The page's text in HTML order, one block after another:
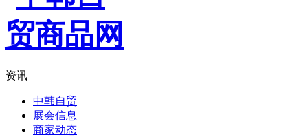
资讯
中韩自贸
展会信息
商家动态